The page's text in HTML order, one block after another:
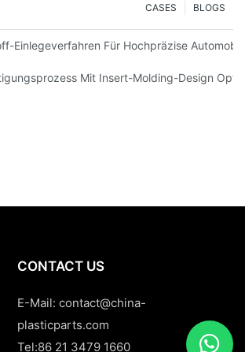
BLOGS
CASES
Bauteile
Einlegeverfahren Für Hochpräzise
Mit Insert-Molding-Design
CONTACT US
E-Mail:contact@china-
plasticparts.com
Tel:86 21 3479 1660